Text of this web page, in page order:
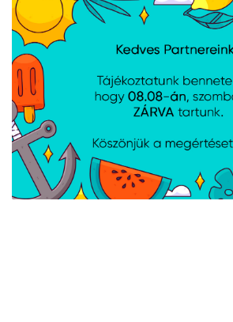
Kimenetek száma
Csatlakozók
és
csatlakozási
felületek
USB Type-A
kimenetek száma